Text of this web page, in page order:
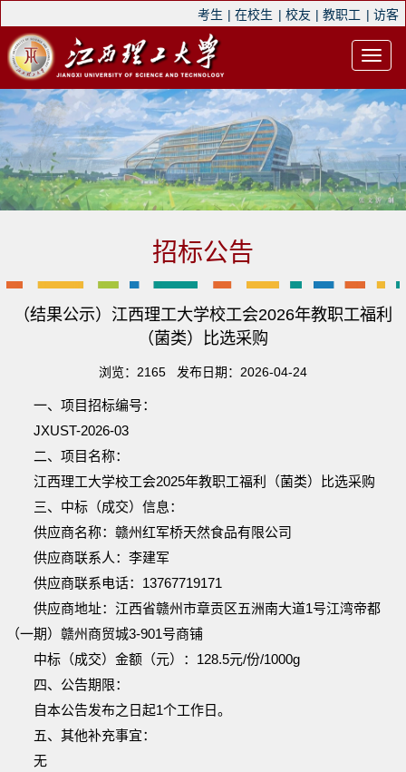
考生 | 在校生 | 校友 | 教职工 | 访客
招标公告
（结果公示）江西理工大学校工会2026年教职工福利
（菌类）比选采购
浏览： 2165 发布日期：2026-04-24
一、项目招标编号：
JXUST-2026-03
二、项目名称：
江西理工大学校工会2025年教职工福利（菌类）比选采购
三、中标（成交）信息：
供应商名称： 赣州红军桥天然食品有限公司
供应商联系人： 李建军
供应商联系电话： 13767719171
供应商地址：江西省赣州市章贡区五洲南大道1号江湾帝都
（一期）赣州商贸城3-901号商铺
中标（成交）金额（元）： 128.5元/份/1000g
四、公告期限：
自本公告发布之日起1个工作日。
五、其他补充事宜：
无